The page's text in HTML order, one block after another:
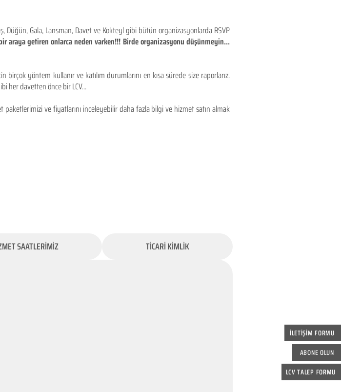
İLETİŞİM FORMU
ABONE OLUN
LCV TALEP FORMU
Düğün, Gala, Lansman, Davet ve Kokteyl gibi bütün organizasyonlarda RSVP
araya getiren onlarca neden varken!!! Birde organizasyonu düşünmeyin...
yöntem kullanır ve katılım durumlarını en kısa sürede size raporlarız.
her davetten önce bir LCV...
paketlerimizi ve fiyatlarını inceleyebilir daha fazla bilgi ve hizmet satın almak
SAATLERİMİZ TİCARİ KİMLİK